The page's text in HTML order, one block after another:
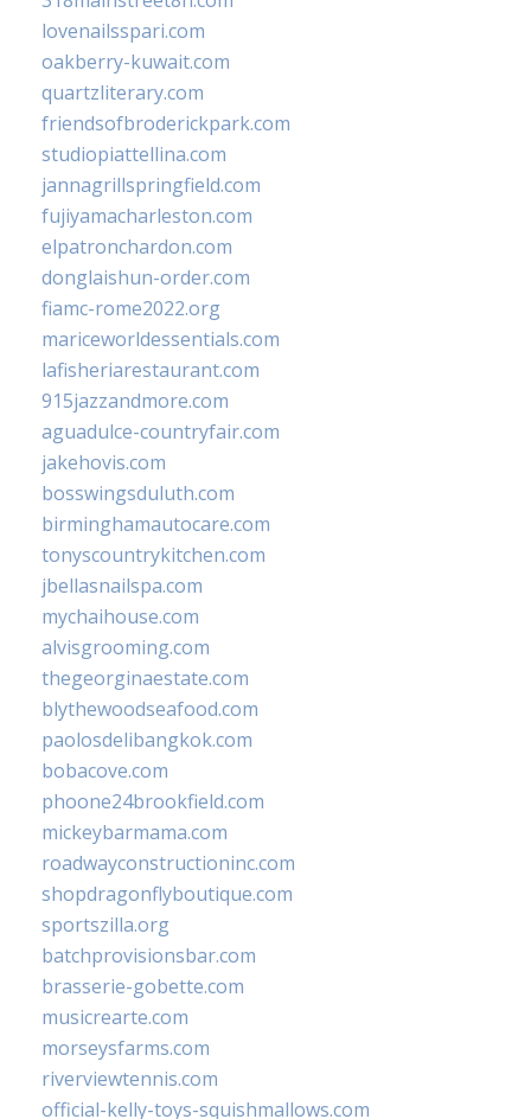
lovenailsspari.com
oakberry-kuwait.com
quartzliterary.com
friendsofbroderickpark.com
studiopiattellina.com
jannagrillspringfield.com
fujiyamacharleston.com
elpatronchardon.com
donglaishun-order.com
fiamc-rome2022.org
mariceworldessentials.com
lafisheriarestaurant.com
915jazzandmore.com
aguadulce-countryfair.com
jakehovis.com
bosswingsduluth.com
birminghamautocare.com
tonyscountrykitchen.com
jbellasnailspa.com
mychaihouse.com
alvisgrooming.com
thegeorginaestate.com
blythewoodseafood.com
paolosdelibangkok.com
bobacove.com
phoone24brookfield.com
mickeybarmama.com
roadwayconstructioninc.com
shopdragonflyboutique.com
sportszilla.org
batchprovisionsbar.com
brasserie-gobette.com
musicrearte.com
morseysfarms.com
riverviewtennis.com
official-kelly-toys-squishmallows.com